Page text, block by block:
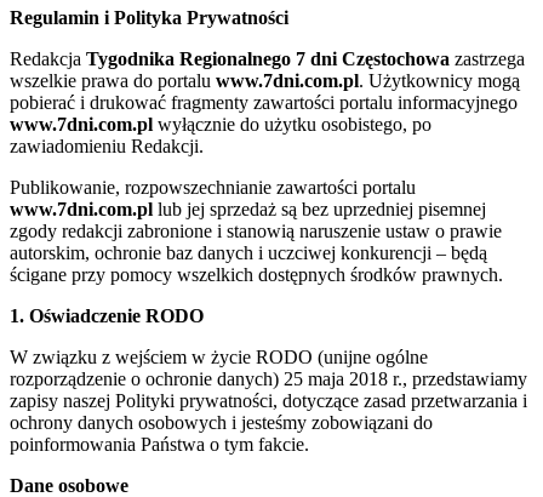
Regulamin i Polityka Prywatności
Redakcja Tygodnika Regionalnego 7 dni Częstochowa zastrzega
wszelkie prawa do portalu www.7dni.com.pl. Użytkownicy mogą
pobierać i drukować fragmenty zawartości portalu informacyjnego
www.7dni.com.pl wyłącznie do użytku osobistego, po
zawiadomieniu Redakcji.
Publikowanie, rozpowszechnianie zawartości portalu
www.7dni.com.pl lub jej sprzedaż są bez uprzedniej pisemnej
zgody redakcji zabronione i stanowią naruszenie ustaw o prawie
autorskim, ochronie baz danych i uczciwej konkurencji – będą
ścigane przy pomocy wszelkich dostępnych środków prawnych.
1. Oświadczenie RODO
W związku z wejściem w życie RODO (unijne ogólne
rozporządzenie o ochronie danych) 25 maja 2018 r., przedstawiamy
zapisy naszej Polityki prywatności, dotyczące zasad przetwarzania i
ochrony danych osobowych i jesteśmy zobowiązani do
poinformowania Państwa o tym fakcie.
Dane osobowe